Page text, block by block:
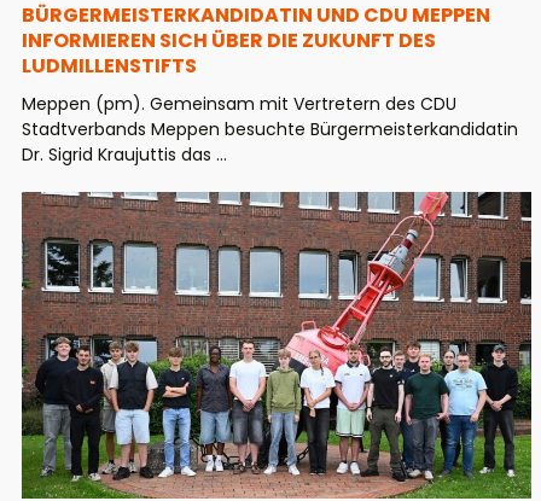
BÜRGERMEISTERKANDIDATIN UND CDU MEPPEN
INFORMIEREN SICH ÜBER DIE ZUKUNFT DES
LUDMILLENSTIFTS
Meppen (pm). Gemeinsam mit Vertretern des CDU
Stadtverbands Meppen besuchte Bürgermeisterkandidatin
Dr. Sigrid Kraujuttis das ...